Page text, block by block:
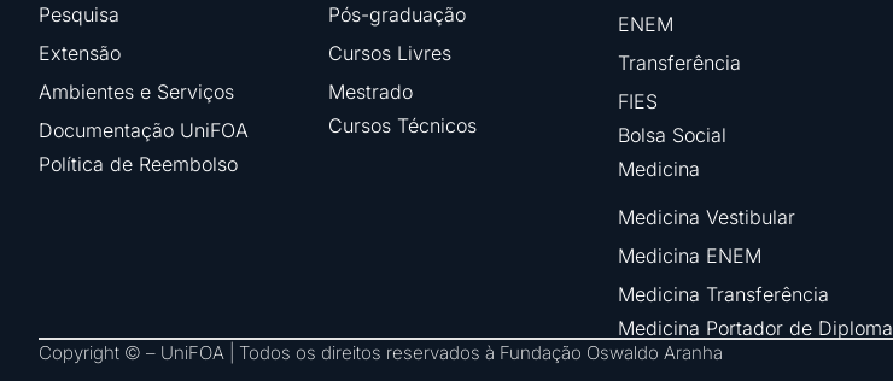
Pesquisa
Extensão
Ambientes e Serviços
Documentação UniFOA
Política de Reembolso
Pós-graduação
Cursos Livres
Mestrado
Cursos Técnicos
ENEM
Transferência
FIES
Bolsa Social
Medicina
Medicina Vestibular
Medicina ENEM
Medicina Transferência
Medicina Portador de Diploma
Copyright © – UniFOA | Todos os direitos reservados à Fundação Oswaldo Aranha